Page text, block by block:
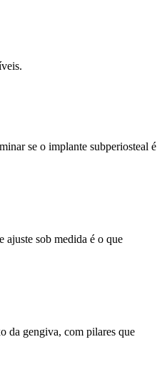
se o implante subperiosteal é
ajuste sob medida é o que
da gengiva, com pilares que